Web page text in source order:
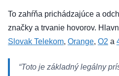
To zahŕňa prichádzajúce a
značky a trvanie hovorov.
Slovak Telekom, Orange, O2 a
“Toto je základný legálny